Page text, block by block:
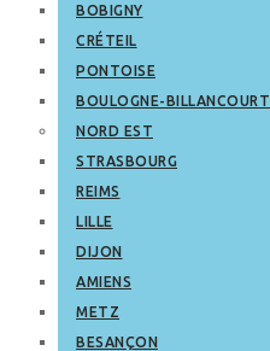
BOBIGNY
CRÉTEIL
PONTOISE
BOULOGNE-BILLANCOURT
NORD EST
STRASBOURG
REIMS
LILLE
DIJON
AMIENS
METZ
BESANÇON